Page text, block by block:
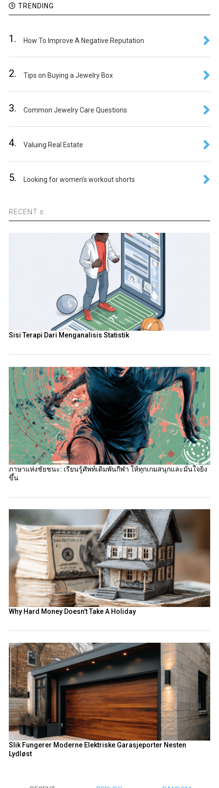
TRENDING
1. How To Improve A Negative Reputation
2. Tips on Buying a Jewelry Box
3. Common Jewelry Care Questions
4. Valuing Real Estate
5. Looking for women’s workout shorts
RECENT s
Sisi Terapi Dari Menganalisis Statistik
ภาษาแห่งชัยชนะ: เรียนรู้ศัพท์เดิมพันกีฬา ให้ทุกเกมสนุกและมั่นใจยิ่ง
ขึ้น
Why Hard Money Doesn’t Take A Holiday
Slik Fungerer Moderne Elektriske Garasjeporter Nesten
Lydløst